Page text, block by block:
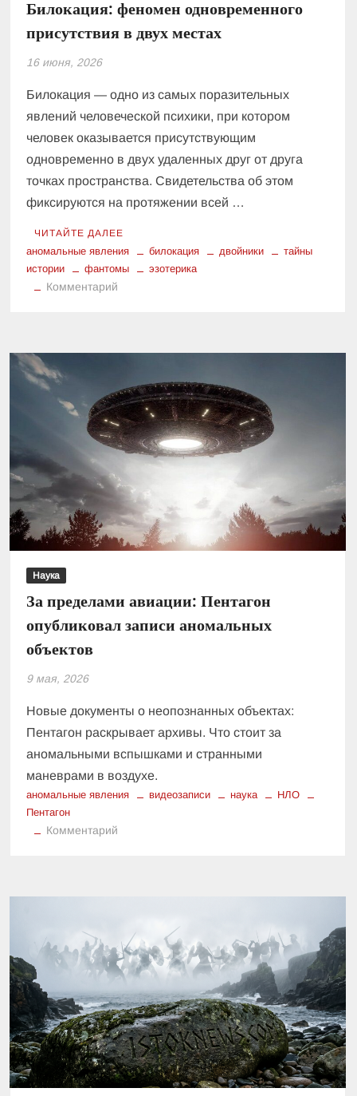
Билокация: феномен одновременного
присутствия в двух местах
16 июня, 2026
Билокация — одно из самых поразительных
явлений человеческой психики, при котором
человек оказывается присутствующим
одновременно в двух удаленных друг от друга
точках пространства. Свидетельства об этом
фиксируются на протяжении всей …
ЧИТАЙТЕ ДАЛЕЕ
аномальные явления билокация двойники
тайны
истории
фантомы эзотерика
Комментарий
двух
местах
Наука
За пределами авиации: Пентагон
опубликовал записи аномальных
объектов
9 мая, 2026
Новые документы о неопознанных объектах:
Пентагон раскрывает архивы. Что стоит за
аномальными вспышками и странными
маневрами в воздухе.
аномальные явления видеозаписи наука
НЛО
Пентагон
Комментарий
записи
аномальных
объектов